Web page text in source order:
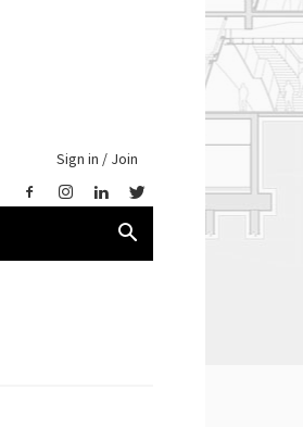
Sign in / Join